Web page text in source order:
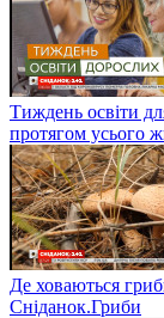
Тиждень освіти
протягом усього
Де ховаються
Сніданок.Гриби